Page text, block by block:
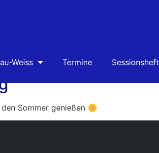
Weiss Termine Sessionsheft
KG Blau-Weiß
Sommer genießen 🌼